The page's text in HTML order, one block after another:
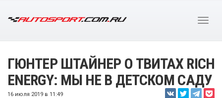
ГЮНТЕР ШТАЙНЕР О ТВИТАХ RICH
ENERGY: МЫ НЕ В ДЕТСКОМ САДУ
16 июля 2019 в 11:49